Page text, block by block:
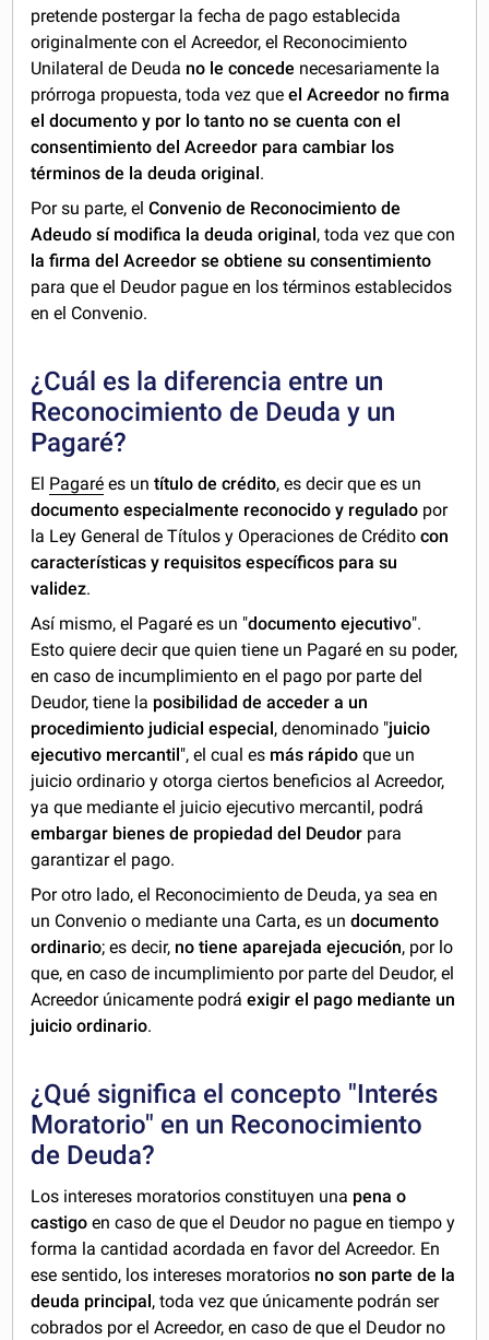
pretende postergar la fecha de pago establecida
originalmente con el Acreedor, el Reconocimiento
Unilateral de Deuda no le concede necesariamente la
prórroga propuesta, toda vez queel Acreedor no firma
el documento y por lo tanto no se cuenta con el
consentimiento del Acreedor para cambiar los
términos de la deuda original .
Por su parte, el Convenio de Reconocimiento de
Adeudo sí modifica la deuda original , toda vez que con
la firma del Acreedor se obtiene su consentimiento
para que el Deudor pague en los términos establecidos
en el Convenio.
¿Cuál es la diferencia entre un
Reconocimiento de Deuda y un
Pagaré?
El Pagaré es un título de crédito, es decir que es un
documento especialmente reconocido y regulado por
la Ley General de Títulos y Operaciones de Créditocon
características y requisitos específicos para su
validez.
Así mismo, el Pagaré es un "documento ejecutivo".
Esto quiere decir que quien tiene un Pagaré en su poder,
en caso de incumplimiento en el pago por parte del
Deudor, tiene la posibilidad de acceder a un
procedimiento judicial especial , denominado "juicio
ejecutivo mercantil ", el cual es más rápido que un
juicio ordinario y otorga ciertos beneficios al Acreedor,
ya que mediante el juicio ejecutivo mercantil, podrá
embargar bienes de propiedad del Deudor para
garantizar el pago.
Por otro lado, el Reconocimiento de Deuda, ya sea en
un Convenio o mediante una Carta, es undocumento
ordinario; es decir, no tiene aparejada ejecución, por lo
que, en caso de incumplimiento por parte del Deudor, el
Acreedor únicamente podráexigir el pago mediante un
juicio ordinario.
¿Qué significa el concepto "Interés
Moratorio" en un Reconocimiento
de Deuda?
Los intereses moratorios constituyen una pena o
castigo en caso de que el Deudor no pague en tiempo y
forma la cantidad acordada en favor del Acreedor. En
ese sentido, los intereses moratorios no son parte de la
deuda principal , toda vez que únicamente podrán ser
cobrados por el Acreedor, en caso de que el Deudor no